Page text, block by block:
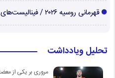
قهرمانی روسیه ۲۰۲۶ / فینالیست‌های روز اول
تحلیل ویادداشت
مروری بر یکی از